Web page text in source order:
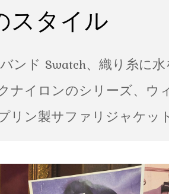
スタイル
ンド Swatch、織り糸に
ナイロンのシリーズ、ウ
リン製サファリジャケッ